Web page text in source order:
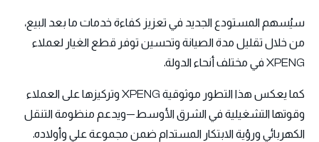
سيُسهم المستودع الجديد في تعزيز كفاءة خدمات ما بعد البيع،
من خلال تقليل مدة الصيانة وتحسين توفر قطع الغيار لعملاء
XPENG في مختلف أنحاء الدولة.
كما يعكس هذا التطور موثوقية XPENG وتركيزها على العملاء
وقوتها التشغيلية في الشرق الأوسط—ويدعم منظومة التنقل
الكهربائي ورؤية الابتكار المستدام ضمن مجموعة علي وأولاده.